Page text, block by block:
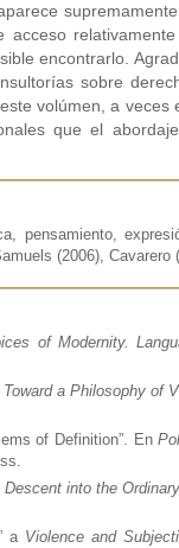
acceso
encontrarlo.
sobre
volúmen, a
que el
pensamiento,
(2006), Cavarero
of Modernity.
a Philosophy of
of Definition”. En
into the
a Violence and